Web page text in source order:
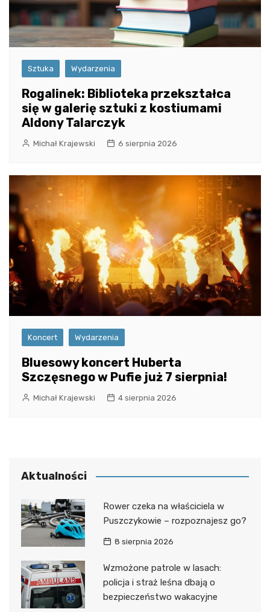
Sztuka Wydarzenia
Rogalinek: Biblioteka przekształca
się w galerię sztuki z kostiumami
Aldony Talarczyk
Michał Krajewski 6 sierpnia 2026
Koncert Wydarzenia
Bluesowy koncert Huberta
Szczęsnego w Pufie już 7 sierpnia!
Michał Krajewski 4 sierpnia 2026
Aktualności
Rower czeka na właściciela w
Puszczykowie – rozpoznajesz go?
8 sierpnia 2026
Wzmożone patrole w lasach:
policja i straż leśna dbają o
bezpieczeństwo wakacyjne